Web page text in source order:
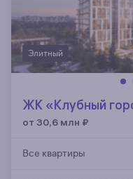
Элитный
ЖК «Клубный
от 30,6 млн ₽
Все квартиры